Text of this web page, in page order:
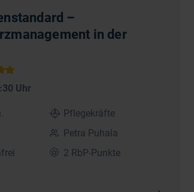
–
in der
Uhr
Pflegekräfte
Petra Puhala
2 RbP-Punkte